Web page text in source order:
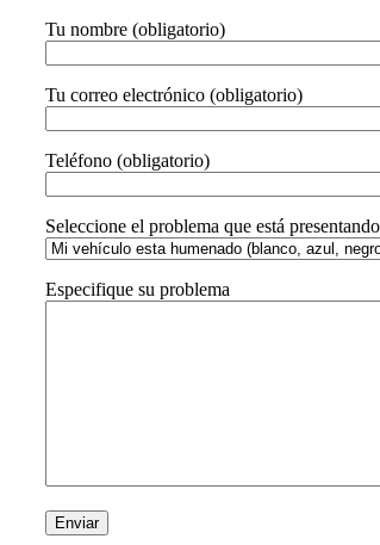
Tu nombre (obligatorio)
Tu correo electrónico (obligatorio)
Teléfono (obligatorio)
Seleccione el problema que está
Especifique su problema